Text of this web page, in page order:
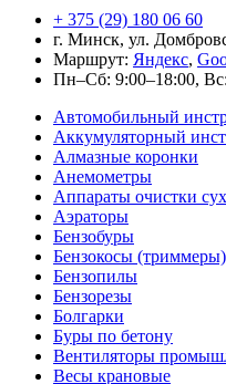
+ 375 (29) 180 06 60
г. Минск, ул.
Маршрут: Яндекс,
Пн–Сб: 9:00–18:00,
Автомобильный
Аккумуляторный
Алмазные коронки
Анемометры
Аппараты очистки
Аэраторы
Бензобуры
Бензокосы (триммеры)
Бензопилы
Бензорезы
Болгарки
Буры по бетону
Вентиляторы
Весы крановые